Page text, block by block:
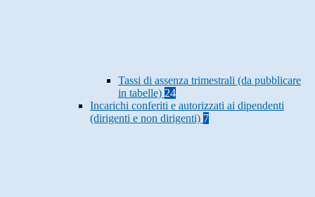
Tassi di assenza trimestrali (da pubblicare
in tabelle) 24
Incarichi conferiti e autorizzati ai dipendenti
(dirigenti e non dirigenti) 7